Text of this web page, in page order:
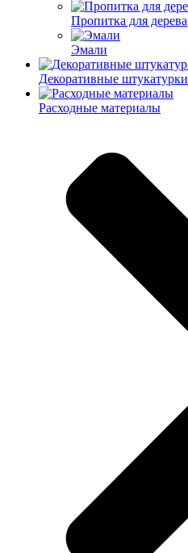
Пропитка для дерева
Эмали
Декоративные штукатурки
Расходные материалы